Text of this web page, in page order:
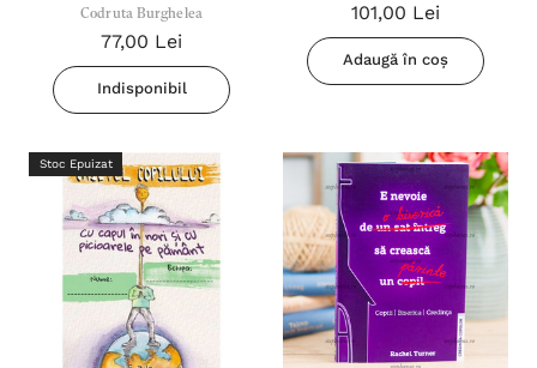
micute
Codruta Burghelea
77,00 Lei
Indisponibil
fise de activitati si pagini de
colorat
101,00 Lei
Adaugă în coș
Stoc Epuizat